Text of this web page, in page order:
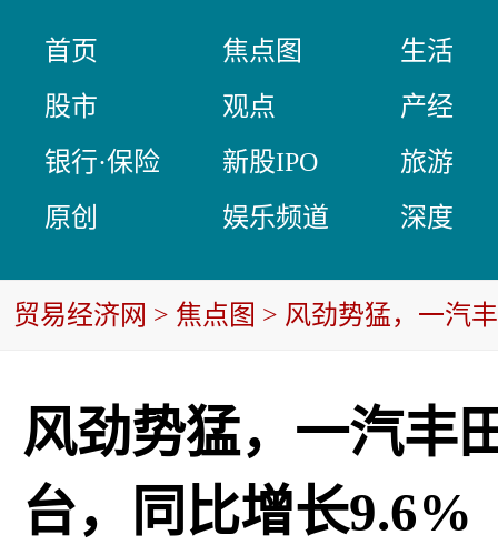
首页 焦点图
生活
股市
观点
产经
银行·保险
新股IPO
旅游
原创
娱乐频道 深度
贸易经济网 > 焦点图 > 风劲势猛，一汽
风劲势猛，一汽丰
台，同比增长9.6%